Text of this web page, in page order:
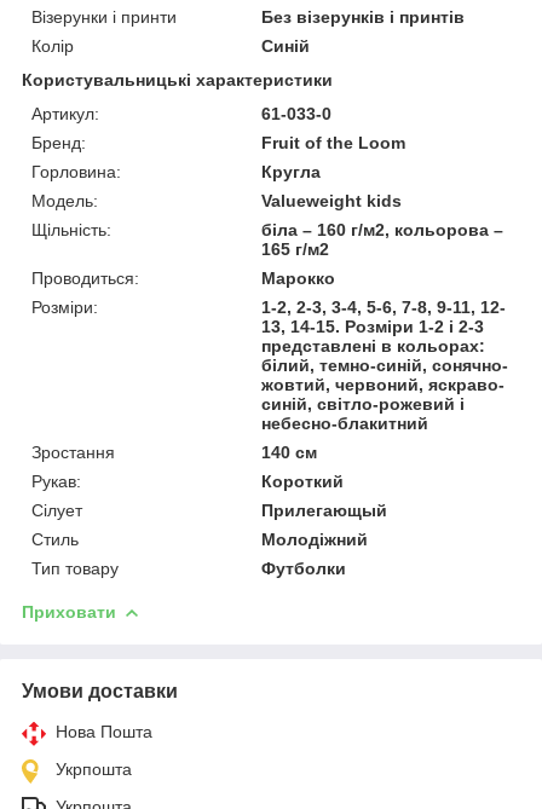
Візерунки і принти
Без візерунків і принтів
Колір
Синій
Користувальницькі характеристики
Артикул:
61-033-0
Бренд:
Fruit of the Loom
Горловина:
Кругла
Модель:
Valueweight kids
Щільність:
біла – 160 г/м2, кольорова –
165 г/м2
Проводиться:
Марокко
Розміри:
1-2, 2-3, 3-4, 5-6, 7-8, 9-11, 12-
13, 14-15. Розміри 1-2 і 2-3
представлені в кольорах:
білий, темно-синій, сонячно-
жовтий, червоний, яскраво-
синій, світло-рожевий і
небесно-блакитний
Зростання
140 см
Рукав:
Короткий
Сілует
Прилегающый
Стиль
Молодіжний
Тип товару
Футболки
Приховати
Умови доставки
Нова Пошта
Укрпошта